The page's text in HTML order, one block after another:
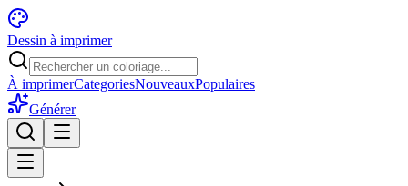
Dessin à imprimer
À imprimerCategoriesNouveauxPopulaires
Générer